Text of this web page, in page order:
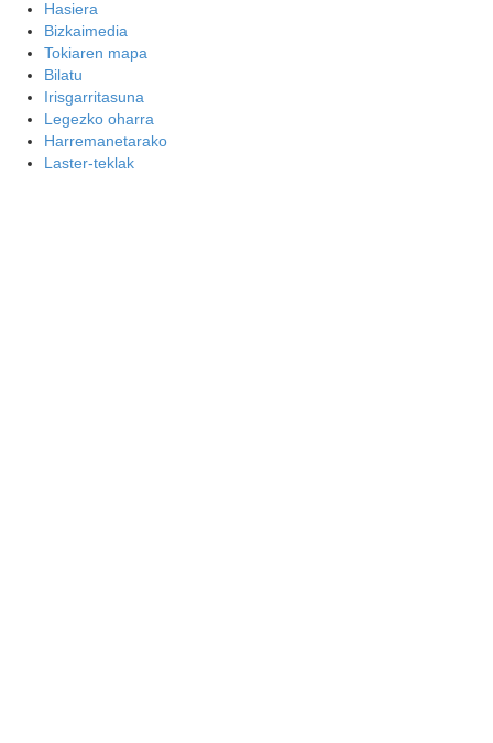
Hasiera
Bizkaimedia
Tokiaren mapa
Bilatu
Irisgarritasuna
Legezko oharra
Harremanetarako
Laster-teklak